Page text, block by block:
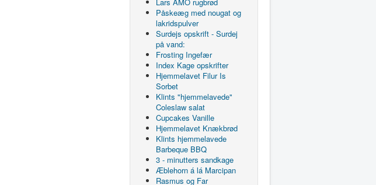
Påskeæg med nougat og
lakridspulver
Surdejs opskrift - Surdej
på vand:
Frosting Ingefær
Index Kage opskrifter
Hjemmelavet Filur Is
Sorbet
Klints "hjemmelavede"
Coleslaw salat
Cupcakes Vanille
Hjemmelavet Knækbrød
Klints hjemmelavede
Barbeque BBQ
3 - minutters sandkage
Æblehorn á lá Marcipan
Rasmus og Far